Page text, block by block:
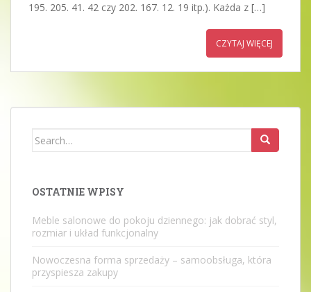
195. 205. 41. 42 czy 202. 167. 12. 19 itp.). Każda z […]
CZYTAJ WIĘCEJ
Search
OSTATNIE WPISY
Meble salonowe do pokoju dziennego: jak dobrać styl,
rozmiar i układ funkcjonalny
Nowoczesna forma sprzedaży – samoobsługa, która
przyspiesza zakupy